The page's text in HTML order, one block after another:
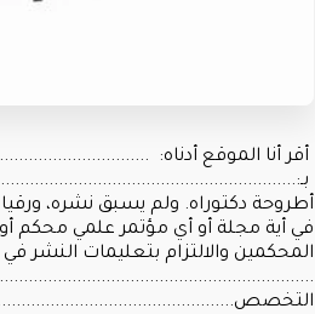
أقر أنا الموقع أدناه:
أطروحة دكتوراه. ولم يسبق نشره،
في أية مجلة أو أي مؤتمر علمي محكم أو
المحكمين والالتزام بتعليمات النشر